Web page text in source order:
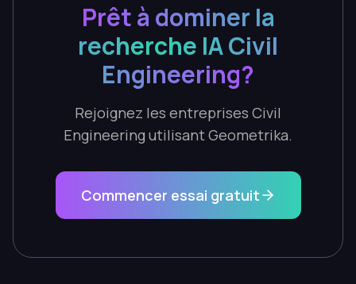
Prêt à dominer la
recherche IA Civil
Engineering?
Rejoignez les entreprises Civil
Engineering utilisant Geometrika.
Commencer essai gratuit